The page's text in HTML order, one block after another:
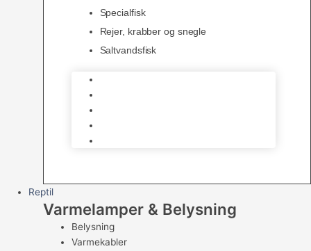
Specialfisk
Rejer, krabber og snegle
Saltvandsfisk
Reptil
Varmelamper & Belysning
Belysning
Varmekabler